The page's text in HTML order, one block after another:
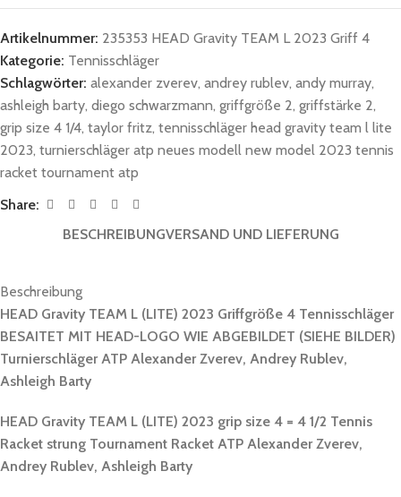
Artikelnummer: 235353 HEAD Gravity TEAM L 2023 Griff 4
Kategorie: Tennisschläger
Schlagwörter: alexander zverev, andrey rublev, andy murray,
ashleigh barty, diego schwarzmann, griffgröße 2, griffstärke 2,
grip size 4 1/4, taylor fritz, tennisschläger head gravity team l lite
2023, turnierschläger atp neues modell new model 2023 tennis
racket tournament atp
Share:
BESCHREIBUNGVERSAND UND LIEFERUNG
Beschreibung
HEAD Gravity TEAM L (LITE) 2023 Griffgröße 4 Tennisschläger
BESAITET MIT HEAD-LOGO WIE ABGEBILDET (SIEHE BILDER)
Turnierschläger ATP Alexander Zverev, Andrey Rublev,
Ashleigh Barty
HEAD Gravity TEAM L (LITE) 2023 grip size 4 = 4 1/2 Tennis
Racket strung Tournament Racket ATP Alexander Zverev,
Andrey Rublev, Ashleigh Barty